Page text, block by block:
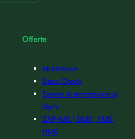
Offerte
Multicheck
Basic Check
Esame di ammissione al
Gymi
ZAP-IMS | BMS | FMS |
HMS